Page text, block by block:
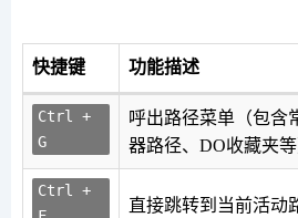
快捷键 功能描述
Ctrl +
G
呼出路径菜单（包含
器路径、DO收藏夹等
Ctrl +
直接跳转到当前活动